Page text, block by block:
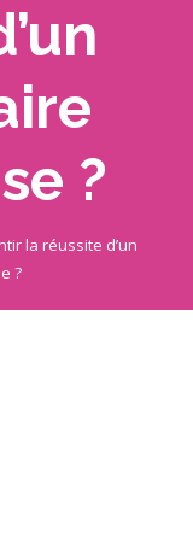
?
la réussite d’un
?